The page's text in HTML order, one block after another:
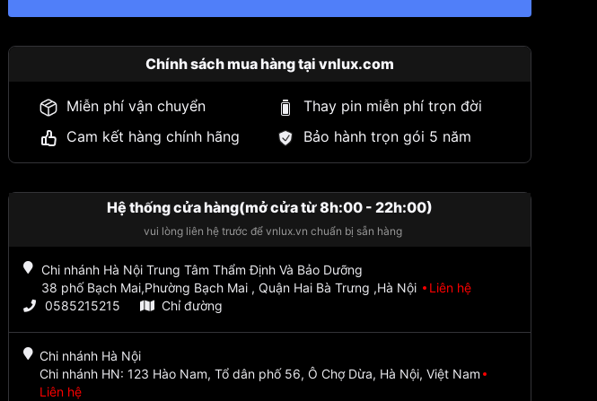
Chính sách mua hàng tại vnlux.com
Miễn phí vận chuyển
Thay pin miễn phí trọn đời
Cam kết hàng chính hãng
Bảo hành trọn gói 5 năm
Hệ thống cửa hàng(mở cửa từ 8h:00 - 22h:00)
vui lòng liên hệ trước để vnlux.vn chuẩn bị sẵn hàng
Chi nhánh Hà Nội Trung Tâm Thẩm Định Và Bảo Dưỡng
38 phố Bạch Mai,Phường Bạch Mai , Quận Hai Bà Trưng ,Hà Nội
Liên hệ
0585215215
Chỉ đường
Chi nhánh Hà Nội
Chi nhánh HN: 123 Hào Nam, Tổ dân phố 56, Ô Chợ Dừa, Hà Nội, Việt Nam
Liên hệ